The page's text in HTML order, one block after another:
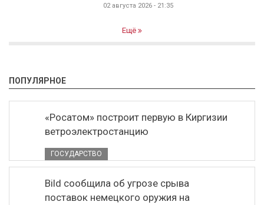
02 августа 2026 - 21:35
Ещё
ПОПУЛЯРНОЕ
«Росатом» построит первую в Киргизии
ветроэлектростанцию
ГОСУДАРСТВО
Bild сообщила об угрозе срыва
поставок немецкого оружия на